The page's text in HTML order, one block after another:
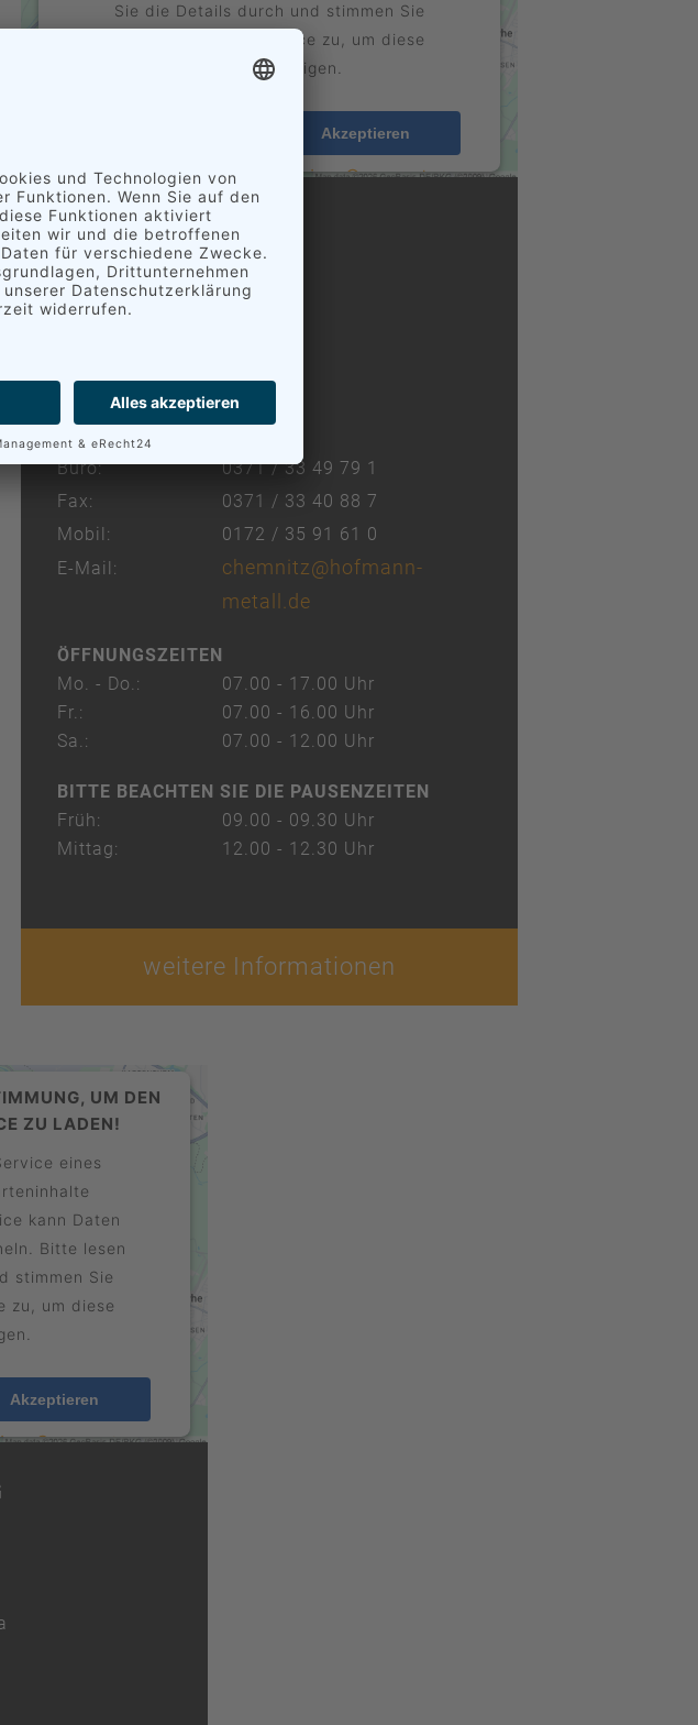
Sie die Details durch und stimmen Sie
der Nutzung des Service zu, um diese
Karte anzuzeigen.
Akzeptieren
powered byUsercentrics Consent
Management Platform
CHEMNITZ
Hofmann Metall GmbH
09114 Chemnitz
Büro:
0371 / 33 49 79 1
Fax:
0371 / 33 40 88 7
Mobil:
0172 / 35 91 61 0
E-Mail:
chemnitz@hofmann-
metall.de
ÖFFNUNGSZEITEN
Mo. - Do.:
07.00 - 17.00 Uhr
Fr.:
07.00 - 16.00 Uhr
Sa.:
07.00 - 12.00 Uhr
BITTE BEACHTEN SIE DIE PAUSENZEITEN
Früh:
09.00 - 09.30 Uhr
Mittag:
12.00 - 12.30 Uhr
weitere Informationen
UM DEN
ZU LADEN!
eines
kann Daten
Bitte lesen
stimmen Sie
zu, um diese
Akzeptieren
Consent